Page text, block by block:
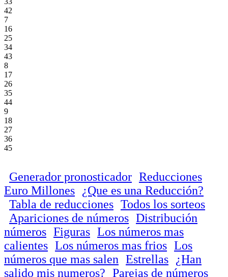
42
7
16
25
34
43
8
17
26
35
44
9
18
27
36
45
Generador pronosticador Reducciones
Euro Millones
¿Que es una Reducción?
Tabla de reducciones Todos los sorteos
Apariciones de números Distribución
números Figuras Los números mas
calientes Los números mas frios Los
números que mas salen Estrellas
¿Han
salido mis numeros? Parejas de números